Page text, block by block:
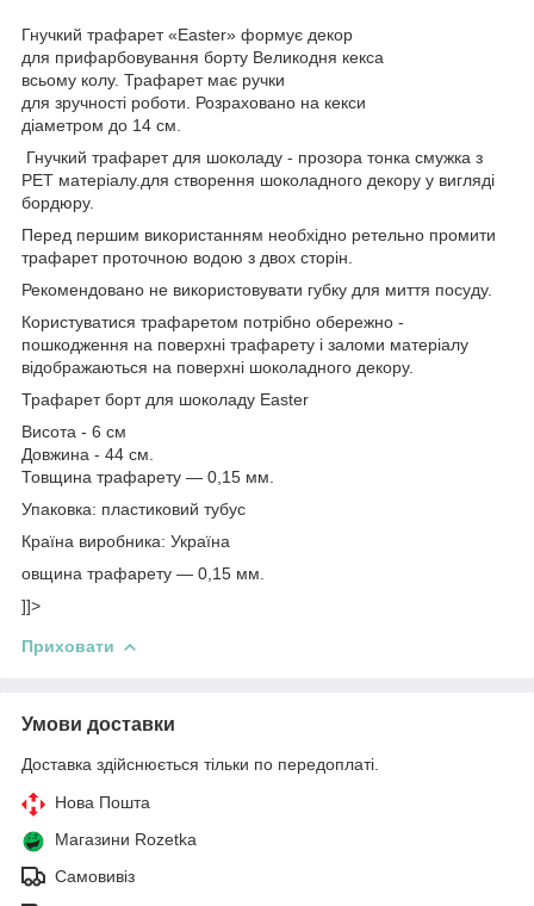
Гнучкий трафарет «Easter» формує декор
для прифарбовування борту Великодня кекса
всьому колу. Трафарет має ручки
для зручності роботи. Розраховано на кекси
діаметром до 14 см.
Гнучкий трафарет для шоколаду - прозора тонка смужка з
РЕТ матеріалу.для створення шоколадного декору у вигляді
бордюру.
Перед першим використанням необхідно ретельно промити
трафарет проточною водою з двох сторін.
Рекомендовано не використовувати губку для миття посуду.
Користуватися трафаретом потрібно обережно -
пошкодження на поверхні трафарету і заломи матеріалу
відображаються на поверхні шоколадного декору.
Трафарет борт для шоколаду Easter
Висота - 6 см
Довжина - 44 см.
Товщина трафарету — 0,15 мм.
Упаковка: пластиковий тубус
Країна виробника: Україна
овщина трафарету — 0,15 мм.
]]>
Приховати
Умови доставки
Доставка здійснюється тільки по передоплаті.
Нова Пошта
Магазини Rozetka
Самовивіз